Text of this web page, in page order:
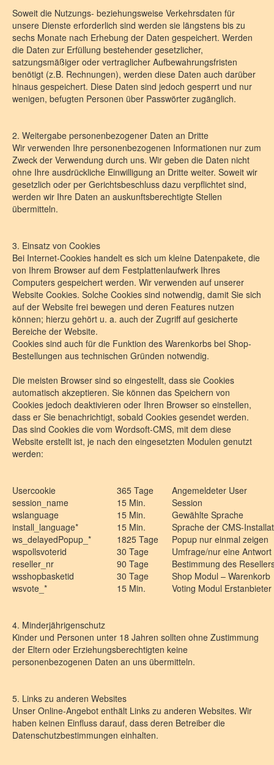
Soweit die Nutzungs- beziehungsweise Verkehrsdaten für
unsere Dienste erforderlich sind werden sie längstens bis zu
sechs Monate nach Erhebung der Daten gespeichert. Werden
die Daten zur Erfüllung bestehender gesetzlicher,
satzungsmäßiger oder vertraglicher Aufbewahrungsfristen
benötigt (z.B. Rechnungen), werden diese Daten auch darüber
hinaus gespeichert. Diese Daten sind jedoch gesperrt und nur
wenigen, befugten Personen über Passwörter zugänglich.
2. Weitergabe personenbezogener Daten an Dritte
Wir verwenden Ihre personenbezogenen Informationen nur zum
Zweck der Verwendung durch uns. Wir geben die Daten nicht
ohne Ihre ausdrückliche Einwilligung an Dritte weiter. Soweit wir
gesetzlich oder per Gerichtsbeschluss dazu verpflichtet sind,
werden wir Ihre Daten an auskunftsberechtigte Stellen
übermitteln.
3. Einsatz von Cookies
Bei Internet-Cookies handelt es sich um kleine Datenpakete, die
von Ihrem Browser auf dem Festplattenlaufwerk Ihres
Computers gespeichert werden. Wir verwenden auf unserer
Website Cookies. Solche Cookies sind notwendig, damit Sie sich
auf der Website frei bewegen und deren Features nutzen
können; hierzu gehört u. a. auch der Zugriff auf gesicherte
Bereiche der Website.
Cookies sind auch für die Funktion des Warenkorbs bei Shop-
Bestellungen aus technischen Gründen notwendig.
Die meisten Browser sind so eingestellt, dass sie Cookies
automatisch akzeptieren. Sie können das Speichern von
Cookies jedoch deaktivieren oder Ihren Browser so einstellen,
dass er Sie benachrichtigt, sobald Cookies gesendet werden.
Das sind Cookies die vom Wordsoft-CMS, mit dem diese
Website erstellt ist, je nach den eingesetzten Modulen genutzt
werden:
Usercookie 365 Tage
Angemeldeter User
session_name
15 Min.
Session
wslanguage
15 Min.
Gewählte Sprache
install_language*
15 Min.
Sprache der CMS-
ws_delayedPopup_*
1825 Tage
Popup nur einmal zeigen
wspollsvoterid
30 Tage
Umfrage/nur eine
reseller_nr
90 Tage
Bestimmung des
wsshopbasketid
30 Tage
Shop Modul – Warenkorb
wsvote_*
15 Min. Voting Modul Erstanbieter
4. Minderjährigenschutz
Kinder und Personen unter 18 Jahren sollten ohne Zustimmung
der Eltern oder Erziehungsberechtigten keine
personenbezogenen Daten an uns übermitteln.
5. Links zu anderen Websites
Unser Online-Angebot enthält Links zu anderen Websites. Wir
haben keinen Einfluss darauf, dass deren Betreiber die
Datenschutzbestimmungen einhalten.